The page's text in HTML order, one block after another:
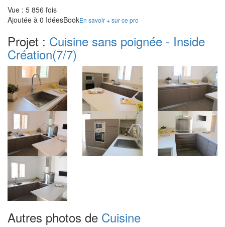
Vue : 5 856 fois
Ajoutée à 0 IdéesBookEn savoir + sur ce pro
Projet : Cuisine sans poignée - Inside
Création(7/7)
Autres photos de Cuisine